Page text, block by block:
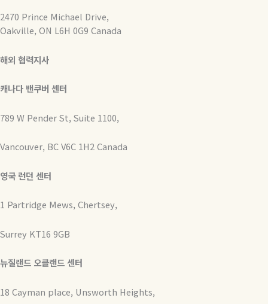
2470 Prince Michael Drive,
Oakville, ON L6H 0G9 Canada
해외 협력지사
캐나다 밴쿠버 센터
789 W Pender St, Suite 1100,
Vancouver, BC V6C 1H2 Canada
영국 런던 센터
1 Partridge Mews, Chertsey,
Surrey KT16 9GB
뉴질랜드 오클랜드 센터
18 Cayman place, Unsworth Heights,